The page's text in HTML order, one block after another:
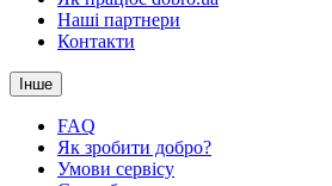
Наші партнери
Контакти
Інше
FAQ
Як зробити добро?
Умови сервісу